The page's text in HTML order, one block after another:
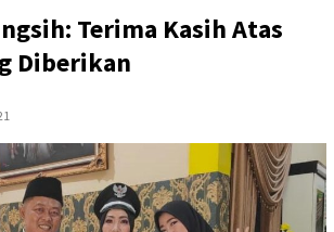
Terima Kasih Atas
Diberikan